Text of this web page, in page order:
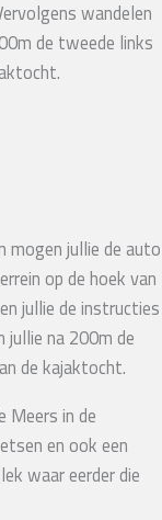
wandelen
de tweede links
jullie de auto
op de hoek van
jullie de instructies
na 200m de
de kajaktocht.
Meers in de
en ook een
waar eerder die